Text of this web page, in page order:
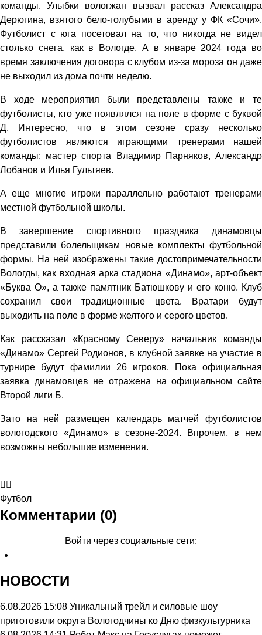
команды. Улыбки вологжан вызвал рассказ Александра
Дерюгина, взятого бело-голубыми в аренду у ФК «Сочи».
Футболист с юга посетовал на то, что никогда не видел
столько снега, как в Вологде. А в январе 2024 года во
время заключения договора с клубом из-за мороза он даже
не выходил из дома почти неделю.
В ходе мероприятия были представлены также и те
футболисты, кто уже появлялся на поле в форме с буквой
Д. Интересно, что в этом сезоне сразу несколько
футболистов являются играющими тренерами нашей
команды: мастер спорта Владимир Парняков, Александр
Лобанов и Илья Гультяев.
А еще многие игроки параллельно работают тренерами
местной футбольной школы.
В завершение спортивного праздника динамовцы
представили болельщикам новые комплекты футбольной
формы. На ней изображены такие достопримечательности
Вологды, как входная арка стадиона «Динамо», арт-объект
«Буква О», а также памятник Батюшкову и его коню. Клуб
сохранил свои традиционные цвета. Вратари будут
выходить на поле в форме желтого и серого цветов.
Как рассказал «Красному Северу» начальник команды
«Динамо» Сергей Родионов, в клубной заявке на участие в
турнире будут фамилии 26 игроков. Пока официальная
заявка динамовцев не отражена на официальном сайте
Второй лиги Б.
Зато на ней размещен календарь матчей футболистов
вологодского «Динамо» в сезоне-2024. Впрочем, в нем
возможны небольшие изменения.
Футбол
Комментарии (0)
Войти через социальные сети:
НОВОСТИ
6.08.2026 15:08 Уникальный трейл и силовые шоу
приготовили округа Вологодчины ко Дню физкультурника